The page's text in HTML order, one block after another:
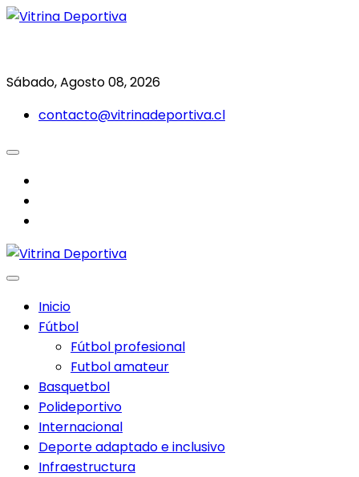
Saltar
Sábado, Agosto 08, 2026
contacto@vitrinadeportiva.cl
Inicio
Fútbol
Fútbol profesional
Futbol amateur
Basquetbol
Polideportivo
Internacional
Deporte adaptado e inclusivo
Infraestructura